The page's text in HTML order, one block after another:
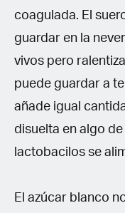
coagulada. El
guardar en la
vivos pero
puede guardar a
añade igual
disuelta en algo
lactobacilos se
El azúcar blanco